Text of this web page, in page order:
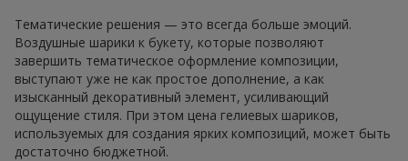
Тематические решения — это всегда больше эмоций.
Воздушные шарики к букету, которые позволяют
завершить тематическое оформление композиции,
выступают уже не как простое дополнение, а как
изысканный декоративный элемент, усиливающий
ощущение стиля. При этом цена гелиевых шариков,
используемых для создания ярких композиций, может быть
достаточно бюджетной.